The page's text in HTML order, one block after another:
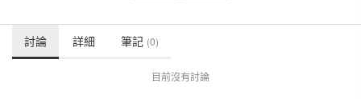
討論 詳細 筆記 (0)
目前沒有討論